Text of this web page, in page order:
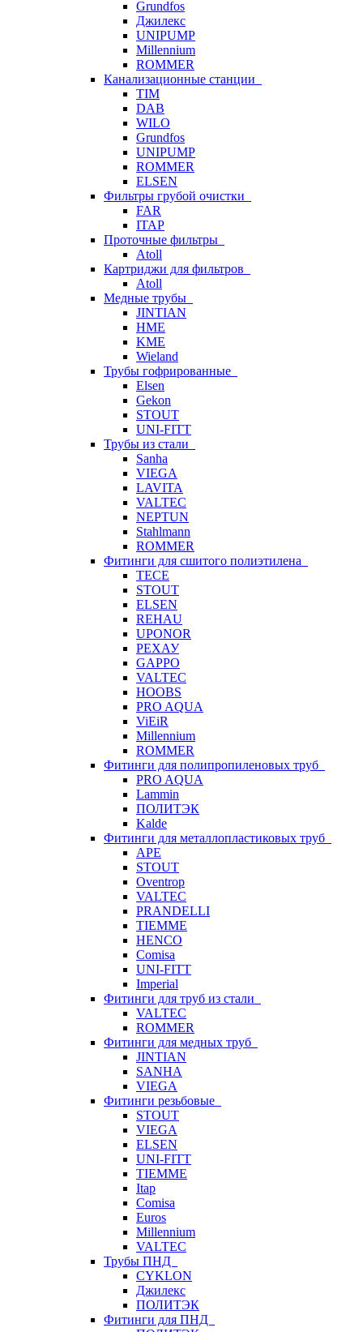
Grundfos
Джилекс
UNIPUMP
Millennium
ROMMER
Канализационные станции
TIM
DAB
WILO
Grundfos
UNIPUMP
ROMMER
ELSEN
Фильтры грубой очистки
FAR
ITAP
Проточные фильтры
Atoll
Картриджи для фильтров
Atoll
Медные трубы
JINTIAN
HME
KME
Wieland
Трубы гофрированные
Elsen
Gekon
STOUT
UNI-FITT
Трубы из стали
Sanha
VIEGA
LAVITA
VALTEC
NEPTUN
Stahlmann
ROMMER
Фитинги для сшитого полиэтилена
TECE
STOUT
ELSEN
REHAU
UPONOR
РЕХАУ
GAPPO
VALTEC
HOOBS
PRO AQUA
ViEiR
Millennium
ROMMER
Фитинги для полипропиленовых труб
PRO AQUA
Lammin
ПОЛИТЭК
Kalde
Фитинги для металлопластиковых труб
APE
STOUT
Oventrop
VALTEC
PRANDELLI
TIEMME
HENCO
Comisa
UNI-FITT
Imperial
Фитинги для труб из стали
VALTEC
ROMMER
Фитинги для медных труб
JINTIAN
SANHA
VIEGA
Фитинги резьбовые
STOUT
VIEGA
ELSEN
UNI-FITT
TIEMME
Itap
Comisa
Euros
Millennium
VALTEC
Трубы ПНД
CYKLON
Джилекс
ПОЛИТЭК
Фитинги для ПНД